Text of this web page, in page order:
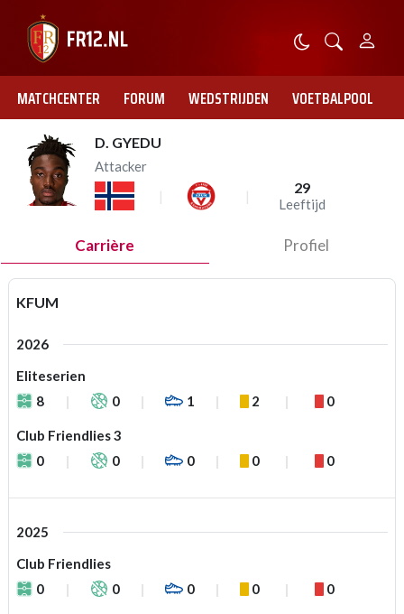
MATCHCENTER FORUM WEDSTRIJDEN VOETBALPOOL
D. GYEDU
Attacker
29
Leeftijd
Carrière Profiel
KFUM
2026
Eliteserien
8
0 1 2 0
Club Friendlies 3
0
0 0 0 0
2025
Club Friendlies
0
0 0 0 0